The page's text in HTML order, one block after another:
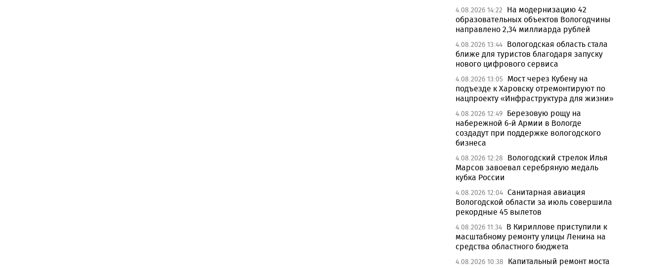
4.08.2026 14:22
На модернизацию 42
образовательных объектов Вологодчины
направлено 2,34 миллиарда рублей
4.08.2026 13:44 Вологодская область стала
ближе для туристов благодаря запуску
нового цифрового сервиса
4.08.2026 13:05 Мост через Кубену на
подъезде к Харовску отремонтируют по
нацпроекту «Инфраструктура для жизни»
4.08.2026 12:49 Березовую рощу на
набережной 6-й Армии в Вологде
создадут при поддержке вологодского
бизнеса
4.08.2026 12:28
Вологодский стрелок Илья
Марсов завоевал серебряную медаль
кубка России
4.08.2026 12:04 Санитарная авиация
Вологодской области за июль совершила
рекордные 45 вылетов
4.08.2026 11:34 В Кириллове приступили к
масштабному ремонту улицы Ленина на
средства областного бюджета
4.08.2026 10:38
Капитальный ремонт моста